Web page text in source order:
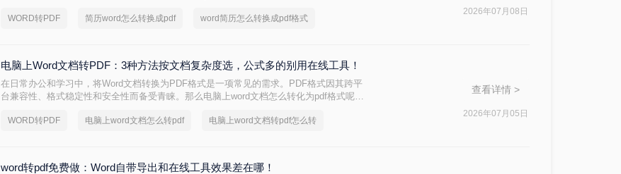
WORD转PDF 简历word怎么转换成pdf word简历怎么转换成pdf格式
2026年07月08日
电脑上Word文档转PDF：3种方法按文档复杂度选，公式多的别用在线工具！
在日常办公和学习中，将Word文档转换为PDF格式是一项常见的需求。PDF格式因其跨平
台兼容性、格式稳定性和安全性而备受青睐。那么电脑上word文档怎么转化为pdf格式呢？
WORD转PDF 电脑上word文档怎么转pdf 电脑上word文档转pdf怎么转
查看详情 >
2026年07月05日
word转pdf免费做：Word自带导出和在线工具效果差在哪！